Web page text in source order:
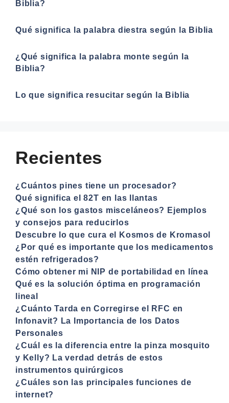
Biblia?
Qué significa la palabra diestra según la Biblia
¿Qué significa la palabra monte según la
Biblia?
Lo que significa resucitar según la Biblia
Recientes
¿Cuántos pines tiene un procesador?
Qué significa el 82T en las llantas
¿Qué son los gastos misceláneos? Ejemplos
y consejos para reducirlos
Descubre lo que cura el Kosmos de Kromasol
¿Por qué es importante que los medicamentos
estén refrigerados?
Cómo obtener mi NIP de portabilidad en línea
Qué es la solución óptima en programación
lineal
¿Cuánto Tarda en Corregirse el RFC en
Infonavit? La Importancia de los Datos
Personales
¿Cuál es la diferencia entre la pinza mosquito
y Kelly? La verdad detrás de estos
instrumentos quirúrgicos
¿Cuáles son las principales funciones de
internet?